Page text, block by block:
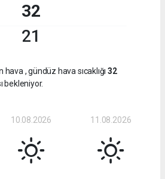
32
21
hava , gündüz hava sıcaklığı 32
bekleniyor.
10.08.2026 11.08.2026